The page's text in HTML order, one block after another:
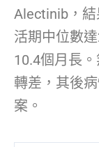
Alectinib，
活期中位數
10.4個月長
轉差，其後
案。